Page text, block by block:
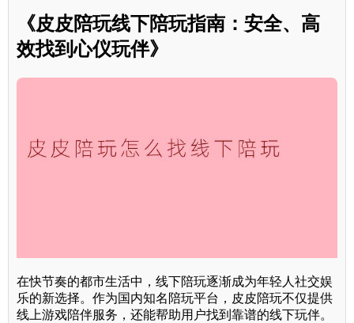
《皮皮陪玩线下陪玩指南：安全、高
效找到心仪玩伴》
在快节奏的都市生活中，线下陪玩逐渐成为年轻人社交娱
乐的新选择。作为国内知名陪玩平台，皮皮陪玩不仅提供
线上游戏陪伴服务，还能帮助用户找到靠谱的线下玩伴。